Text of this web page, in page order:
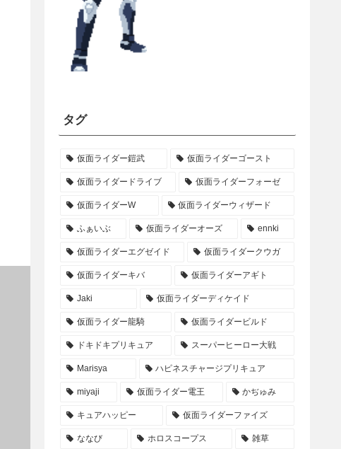
タグ
仮面ライダー鎧武 仮面ライダーゴースト
仮面ライダードライブ 仮面ライダーフォーゼ
仮面ライダーW 仮面ライダーウィザード
ふぁいぶ 仮面ライダーオーズ ennki
仮面ライダーエグゼイド 仮面ライダークウガ
仮面ライダーキバ 仮面ライダーアギト
Jaki 仮面ライダーディケイド
仮面ライダー龍騎 仮面ライダービルド
ドキドキプリキュア スーパーヒーロー大戦
Marisya ハピネスチャージプリキュア
miyaji 仮面ライダー電王 かぢゅみ
キュアハッピー 仮面ライダーファイズ
ななび ホロスコープス 雑草